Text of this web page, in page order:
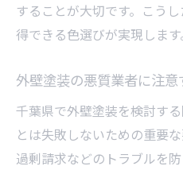
することが大切です。こう
得できる色選びが実現します
外壁塗装の悪質業者に注意
千葉県で外壁塗装を検討す
とは失敗しないための重要
過剰請求などのトラブルを